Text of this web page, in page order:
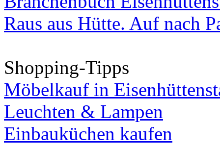
Raus aus Hütte. Auf nach
Shopping-Tipps
Möbelkauf in
Leuchten & Lampen
Einbauküchen kaufen